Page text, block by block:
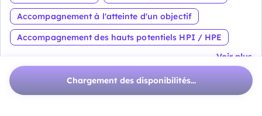
Accompagnement à l'atteinte d'un objectif
Accompagnement des hauts potentiels HPI / HPE
Voir plus
À propos
Chargement des disponibilités...